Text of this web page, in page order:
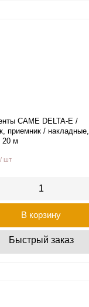
CAME DELTA-E /
приемник / накладные,
20 м
/ шт
В корзину
Быстрый заказ